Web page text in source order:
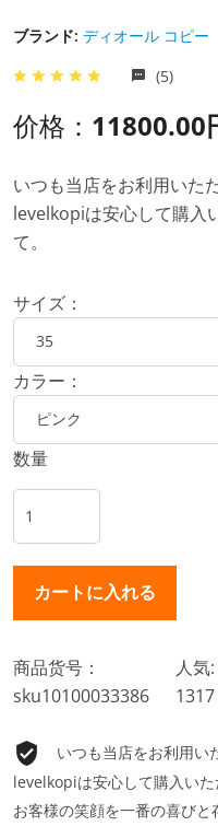
ブランド: ディオール コピー
(5)
价格： 11800.00
いつも当店をお利用いた
levelkopiは安心して購入
て。
サイズ：
カラー：
数量
商品货号：
sku10100033386
人気:
1317
いつも当店をお利用い
levelkopiは安心して購入い
お客様の笑顔を一番の喜び